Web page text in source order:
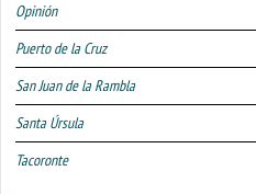
Opinión
Puerto de la Cruz
San Juan de la Rambla
Santa Úrsula
Tacoronte